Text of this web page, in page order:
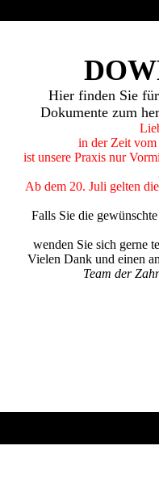
Hier finden Sie
Dokumente zum
in der Zeit
ist unsere Praxis nur
Ab dem 20. Juli gelten
Falls Sie die
wenden Sie sich gerne
Vielen Dank und einen
Team der